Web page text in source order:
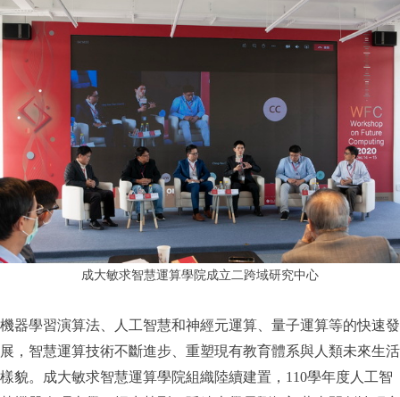
成大敏求智慧運算學院成立二跨域研究中心
機器學習演算法、人工智慧和神經元運算、量子運算等的快速發
展，智慧運算技術不斷進步、重塑現有教育體系與人類未來生活
樣貌。成大敏求智慧運算學院組織陸續建置，110學年度人工智